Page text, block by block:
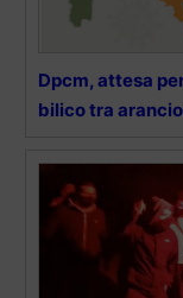
Dpcm, attesa
bilico tra